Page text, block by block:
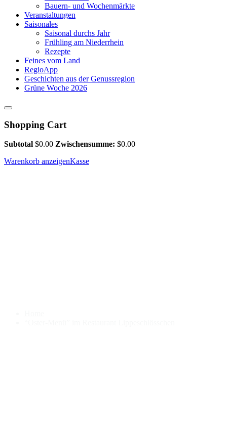
Bauern- und Wochenmärkte
Veranstaltungen
Saisonales
Saisonal durchs Jahr
Frühling am Niederrhein
Rezepte
Feines vom Land
RegioApp
Geschichten aus der Genussregion
Grüne Woche 2026
Shopping Cart
Subtotal $0.00 Zwischensumme: $0.00
Warenkorb anzeigenKasse